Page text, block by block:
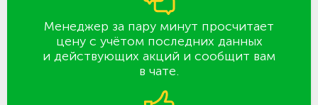
Менеджер за пару минут просчитает
цену с учётом последних данных
и действующих акций и сообщит вам
в чате.